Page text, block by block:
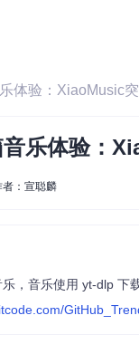
体验：XiaoMusic
乐体验：
者：宣聪麟
，音乐使用 yt-dlp 下载